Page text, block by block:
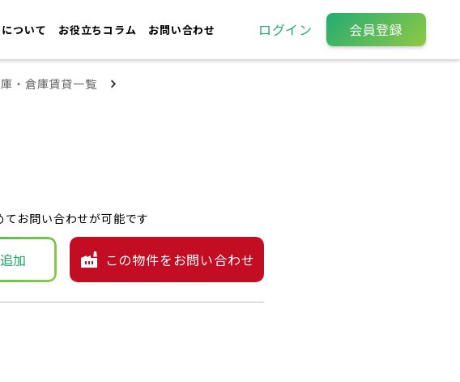
ついて お役立ちコラム お問い合わせ ログイン 会員登録
・倉庫賃貸一覧
お問い合わせが可能です
加 この物件をお問い合わせ